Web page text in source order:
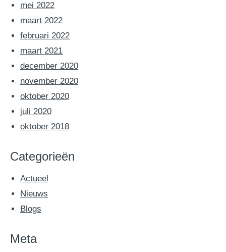
mei 2022
maart 2022
februari 2022
maart 2021
december 2020
november 2020
oktober 2020
juli 2020
oktober 2018
Categorieën
Actueel
Nieuws
Blogs
Meta